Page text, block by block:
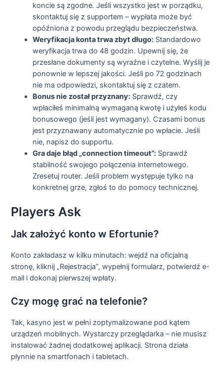
koncie są zgodne. Jeśli wszystko jest w porządku,
skontaktuj się z supportem – wypłata może być
opóźniona z powodu przeglądu bezpieczeństwa.
Weryfikacja konta trwa zbyt długo: Standardowo
weryfikacja trwa do 48 godzin. Upewnij się, że
przesłane dokumenty są wyraźne i czytelne. Wyślij je
ponownie w lepszej jakości. Jeśli po 72 godzinach
nie ma odpowiedzi, skontaktuj się z czatem.
Bonus nie został przyznany: Sprawdź, czy
wpłaciłeś minimalną wymaganą kwotę i użyłeś kodu
bonusowego (jeśli jest wymagany). Czasami bonus
jest przyznawany automatycznie po wpłacie. Jeśli
nie, napisz do supportu.
Gra daje błąd „connection timeout”: Sprawdź
stabilność swojego połączenia internetowego.
Zresetuj router. Jeśli problem występuje tylko na
konkretnej grze, zgłoś to do pomocy technicznej.
Players Ask
Jak założyć konto w Efortunie?
Konto zakładasz w kilku minutach: wejdź na oficjalną
stronę, kliknij „Rejestracja”, wypełnij formularz, potwierdź e-
mail i dokonaj pierwszej wpłaty.
Czy mogę grać na telefonie?
Tak, kasyno jest w pełni zoptymalizowane pod kątem
urządzeń mobilnych. Wystarczy przeglądarka – nie musisz
instalować żadnej dodatkowej aplikacji. Strona działa
płynnie na smartfonach i tabletach.